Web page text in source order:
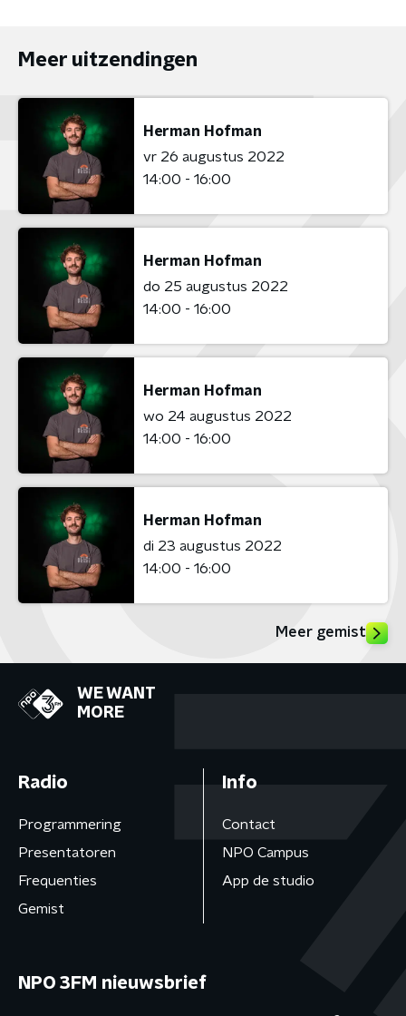
Meer uitzendingen
Herman Hofman
vr 26 augustus 2022
14:00 - 16:00
Herman Hofman
do 25 augustus 2022
14:00 - 16:00
Herman Hofman
wo 24 augustus 2022
14:00 - 16:00
Herman Hofman
di 23 augustus 2022
14:00 - 16:00
Meer gemist
WE WANT
MORE
Radio
Programmering
Presentatoren
Frequenties
Gemist
Info
Contact
NPO Campus
App de studio
NPO 3FM nieuwsbrief